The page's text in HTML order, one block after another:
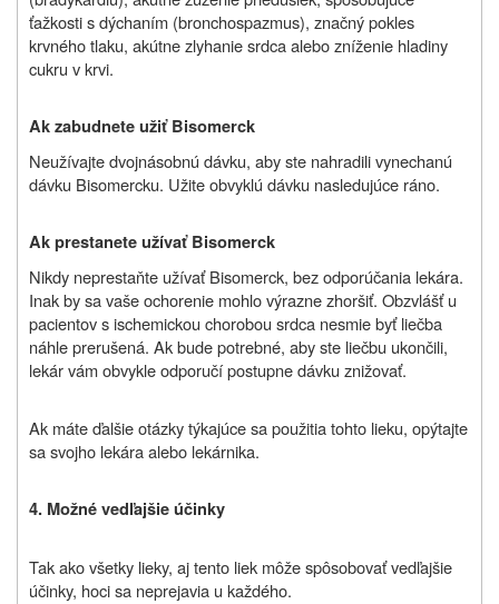
ťažkosti s dýchaním (bronchospazmus), značný pokles
krvného tlaku, akútne zlyhanie srdca alebo zníženie hladiny
cukru v krvi.
Ak zabudnete užiť Bisomerck
Neužívajte dvojnásobnú dávku, aby ste nahradili vynechanú
dávku Bisomercku. Užite obvyklú dávku nasledujúce ráno.
Ak prestanete užívať Bisomerck
Nikdy neprestaňte užívať Bisomerck, bez odporúčania lekára.
Inak by sa vaše ochorenie mohlo výrazne zhoršiť. Obzvlášť u
pacientov s ischemickou chorobou srdca nesmie byť liečba
náhle prerušená. Ak bude potrebné, aby ste liečbu ukončili,
lekár vám obvykle odporučí postupne dávku znižovať.
Ak máte ďalšie otázky týkajúce sa použitia tohto lieku, opýtajte
sa svojho lekára alebo lekárnika.
4. Možné vedľajšie účinky
Tak ako všetky lieky, aj tento liek môže spôsobovať vedľajšie
účinky, hoci sa neprejavia u každého.